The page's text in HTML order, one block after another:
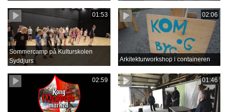
01:53
Sommercamp på Kulturskolen
Syddjurs
02:06
Arkitekturworkshop i containeren
02:59 01:46